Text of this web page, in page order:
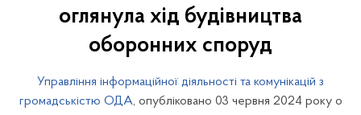
оглянула хід будівництва
оборонних споруд
Управління інформаційної діяльності та комунікацій з
громадськістю ОДА, опубліковано 03 червня 2024 року о